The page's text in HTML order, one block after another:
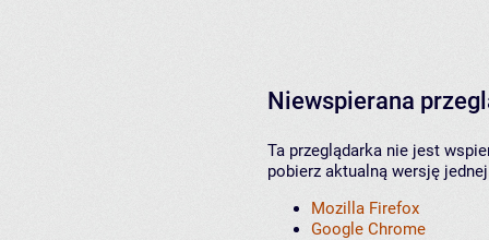
Niewspierana
Ta przeglądarka nie jest
pobierz aktualną wersję
Mozilla Firefox
Google Chrome